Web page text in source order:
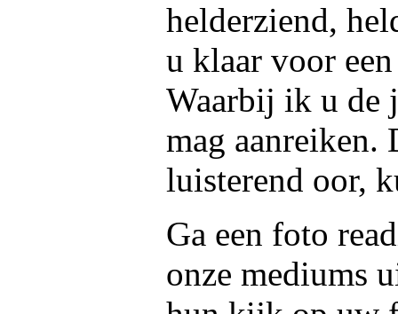
helderziend,
u klaar voor
Waarbij ik u de
mag
luisterend oor,
Ga een foto
onze mediums